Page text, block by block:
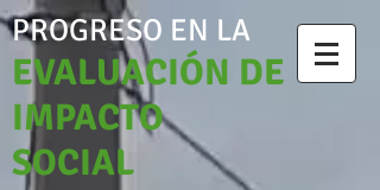
PROGRESO EN LA
EVALUACIÓN DE
IMPACTO
SOCIAL